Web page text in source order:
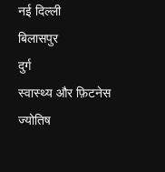
नई दिल्ली
बिलासपुर
दुर्ग
स्वास्थ्य और फ़िटनेस
ज्योतिष